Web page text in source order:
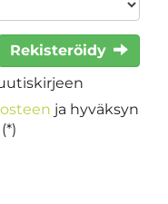
Rekisteröidy
ja hyväksyn